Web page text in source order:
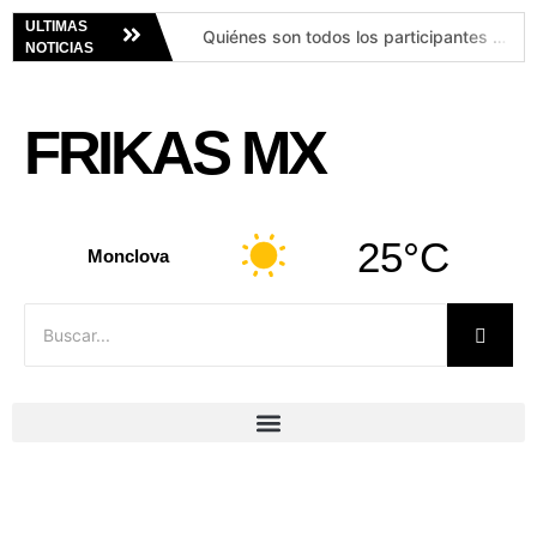
ULTIMAS
NOTICIAS
Quiénes son todos los participantes confirmados de La Granja VIP México 2026: lista actualizada
FRIKAS MX
Monclova 25°C